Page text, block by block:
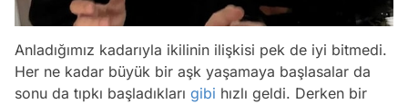
Anladığımız kadarıyla ikilinin ilişkisi pek de iyi bitmedi.
Her ne kadar büyük bir aşk yaşamaya başlasalar da
sonu da tıpkı başladıkları gibi hızlı geldi. Derken bir